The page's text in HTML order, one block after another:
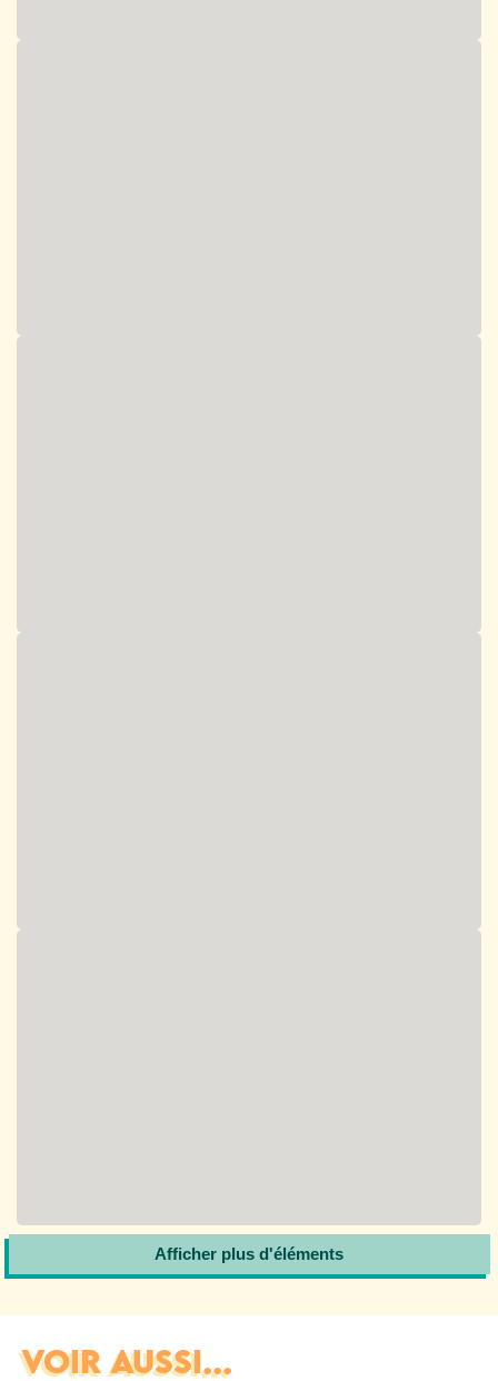
Afficher plus d'éléments
VOIR AUSSI...